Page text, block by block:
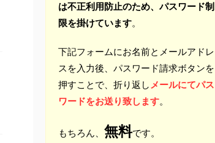
は不正利用防止のため、パスワード制
限を掛けています。
下記フォームにお名前とメールアドレ
スを入力後、パスワード請求ボタンを
押すことで、折り返しメールにてパス
ワードをお送り致します。
もちろん、 無料です。